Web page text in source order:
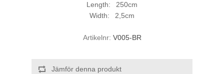
Length: 250cm
Width: 2,5cm
Artikelnr: V005-BR
Jämför denna produkt